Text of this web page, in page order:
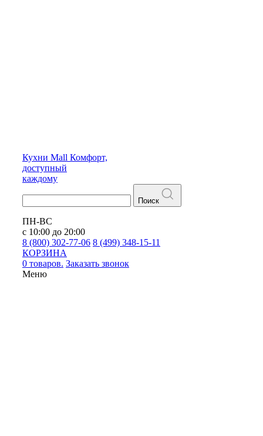
Кухни Mall Комфорт,
доступный
каждому
Поиск
ПН-ВС
с 10:00 до 20:00
8 (800) 302-77-06 8 (499) 348-15-11
КОРЗИНА
0 товаров. Заказать звонок
Меню